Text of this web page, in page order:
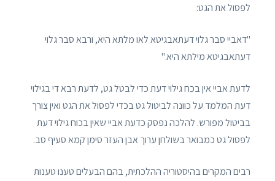
לפסול את הגט:
"דאביי סבר גלוי דעתאבגיטא לאו מלתא היא, ורבא סבר גלוי
דעתאבגיטא מילתא היא."
לדעת אביי אין בכח גילוי דעת כדי לבטל גט, לדעת רבא די בגילוי
דעת המלמד על כוונה לביטול גט בכדי לפסול את הגט ואין צורך
בביטול מפורש. להלכה נפסק כדעת אביי שאין בכוח גילוי דעת
לפסול גט כמבואר בשולחן ערוך אבן העזר סימן קמא סעיף סב.
רבים המקרים בהיסטוריה ההלכתית, בהם הבעלים טענו טענות